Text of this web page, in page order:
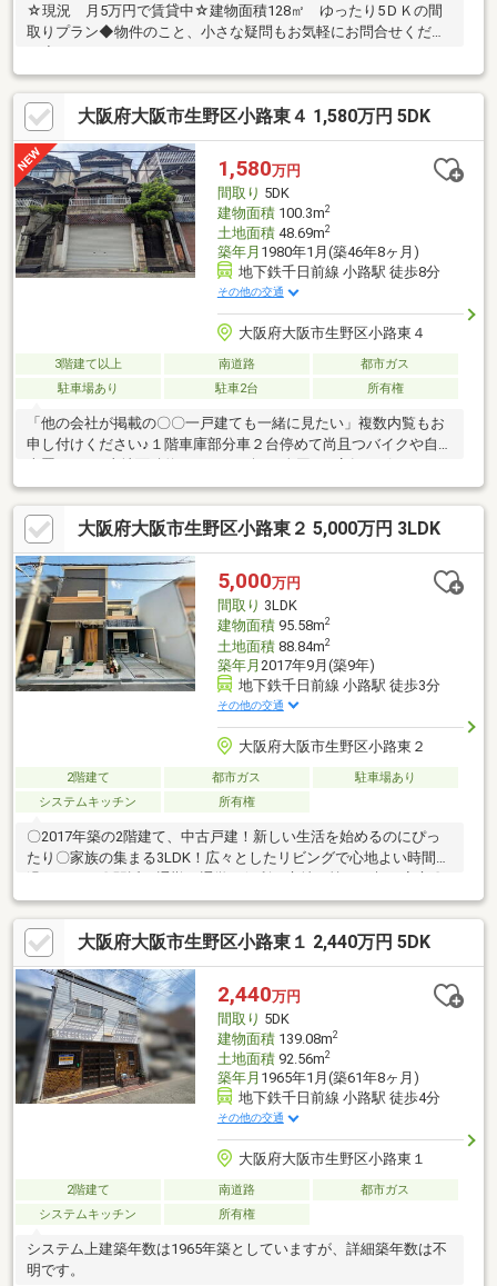
☆現況 月5万円で賃貸中☆建物面積128㎡ ゆったり5ＤＫの間
取りプラン◆物件のこと、小さな疑問もお気軽にお問合せくださ
大阪府大阪市生野区小路東４ 1,580万円 5DK
1,580万円
間取り 5DK
建物面積100.3m2
土地面積48.69m2
築年月 1980年1月(築46年8ヶ月)
地下鉄千日前線 小路駅 徒歩8分
その他の交通
大阪府大阪市生野区小路東４
3階建て以上 南道路
都市ガス
駐車場あり
駐車2台 所有権
「他の会社が掲載の〇〇一戸建ても一緒に見たい」複数内覧もお
申し付けください♪１階車庫部分車２台停めて尚且つバイクや自転
ウスネットワークで必ずぴったりな物件をご紹介させて頂きます
■◆◆見学ご希望のお客様◆◆いつでもお気軽にお問合せくださ
い♪◆◆住宅ローン審査に不安のある方◆◆是非当社にご相談
を！！お役に立ちます！！■ご自宅のお迎えはもちろん、最寄り
の駅などご指定でのお待ち合わせも可能です♪ お客様のご条件を
お聞かせいただければ他の物件や周辺環境も一緒にご案内させて
いただきます！
大阪府大阪市生野区小路東２ 5,000万円 3LDK
5,000万円
間取り 3LDK
建物面積95.58m2
土地面積88.84m2
築年月 2017年9月(築9年)
地下鉄千日前線 小路駅 徒歩3分
その他の交通
大阪府大阪市生野区小路東２
2階建て 都市ガス
駐車場あり
システムキッチン
所有権
〇2017年築の2階建て、中古戸建！新しい生活を始めるのにぴっ
たり〇家族の集まる3LDK！広々としたリビングで心地よい時間を
明るい日差しが差し込む快適な住空間。心地よい暮らしが待って
います！〇全居室収納完備！大きなクローゼットにすっきり収納
で、整理整頓が簡単！〇カウンターキッチン付きの3LDK！家族と
の会話を楽しみながら料理ができます〇トイレ2ヶ所完備で、朝の
混雑時も安心！毎日の生活が快適に〇スーパーまで徒歩10分以
内！日常のお買い物が便利な立地です〇バルコニー完備！外での
リラックスタイムやガーデニングを楽しめます
大阪府大阪市生野区小路東１ 2,440万円 5DK
2,440万円
間取り 5DK
建物面積139.08m2
土地面積92.56m2
築年月 1965年1月(築61年8ヶ月)
地下鉄千日前線 小路駅 徒歩4分
その他の交通
大阪府大阪市生野区小路東１
2階建て 南道路
都市ガス
システムキッチン
所有権
システム上建築年数は1965年築としていますが、詳細築年数は不
明です。